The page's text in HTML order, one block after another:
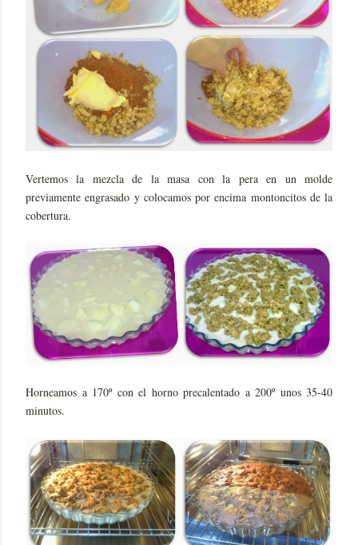
Vertemos la mezcla de la masa con la pera en un molde
previamente engrasado y colocamos por encima montoncitos de la
cobertura.
Horneamos a 170º con el horno precalentado a 200º unos 35-40
minutos.